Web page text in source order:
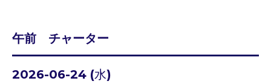
午前 チャーター
2026-06-24 (水)